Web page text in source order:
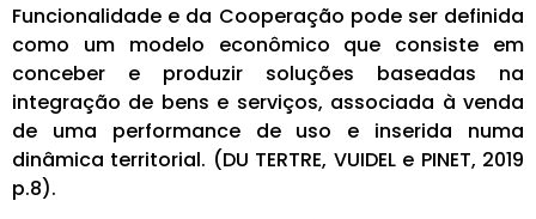
Funcionalidade e da Cooperação pode ser definida
como um modelo econômico que consiste em
conceber e produzir soluções baseadas na
integração de bens e serviços, associada à venda
de uma performance de uso e inserida numa
dinâmica territorial. (DU TERTRE, VUIDEL e PINET, 2019
p.8).